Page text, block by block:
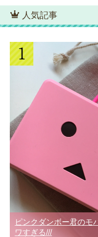
人気記事
ピンクダンボー君のモ
ワすぎる///